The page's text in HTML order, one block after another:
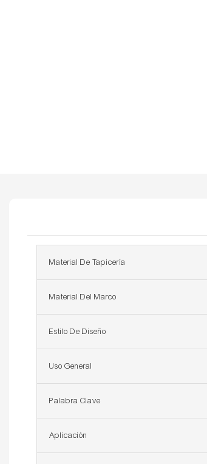
Material De Tapicería
Material Del Marco
Estilo De Diseño
Uso General
Palabra Clave
Aplicación